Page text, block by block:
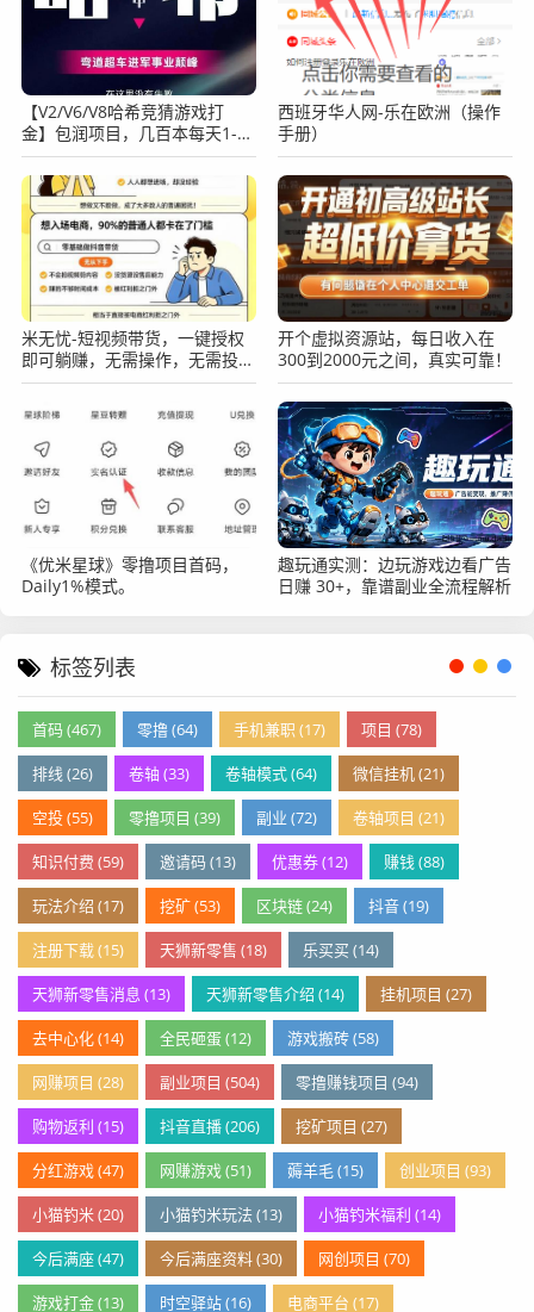
【V2/V6/V8哈希竞猜游戏打
金】包润项目，几百本每天1-5
倍，24小时自动挂机！
西班牙华人网-乐在欧洲（操作
手册）
米无忧-短视频带货，一键授权
即可躺赚，无需操作，无需投
资，0撸绿色正规！
开个虚拟资源站，每日收入在
300到2000元之间，真实可靠！
《优米星球》零撸项目首码，
Daily1%模式。
趣玩通实测：边玩游戏边看广告
日赚 30+，靠谱副业全流程解析
标签列表
首码 (467) 零撸 (64) 手机兼职 (17) 项目 (78)
排线 (26) 卷轴 (33) 卷轴模式 (64) 微信挂机 (21)
空投 (55) 零撸项目 (39) 副业 (72) 卷轴项目 (21)
知识付费 (59) 邀请码 (13) 优惠券 (12) 赚钱 (88)
玩法介绍 (17) 挖矿 (53) 区块链 (24) 抖音 (19)
注册下载 (15) 天狮新零售 (18) 乐买买 (14)
天狮新零售消息 (13) 天狮新零售介绍 (14) 挂机项目 (27)
去中心化 (14) 全民砸蛋 (12) 游戏搬砖 (58)
网赚项目 (28) 副业项目 (504) 零撸赚钱项目 (94)
购物返利 (15) 抖音直播 (206) 挖矿项目 (27)
分红游戏 (47) 网赚游戏 (51) 薅羊毛 (15) 创业项目 (93)
小猫钓米 (20) 小猫钓米玩法 (13) 小猫钓米福利 (14)
今后满座 (47) 今后满座资料 (30) 网创项目 (70)
游戏打金 (13) 时空驿站 (16) 电商平台 (17)